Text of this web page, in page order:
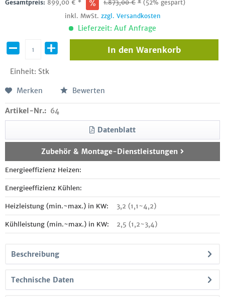
Gesamtpreis: 899,00 € * 1.873,00€ * (52% gespart)
inkl. MwSt. zzgl. Versandkosten
Lieferzeit: Auf Anfrage
Einheit: Stk
In den Warenkorb
Merken Bewerten
Artikel-Nr.: 64
Datenblatt
Zubehör & Montage-Dienstleistungen
Energieeffizienz Heizen:
Energieeffizienz Kühlen:
Heizleistung (min.~max.) in KW: 3,2 (1,1~4,2)
Kühlleistung (min.~max.) in KW: 2,5 (1,2~3,4)
Beschreibung
Technische Daten